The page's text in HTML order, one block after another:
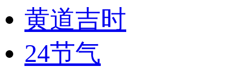
黄道吉时
24节气